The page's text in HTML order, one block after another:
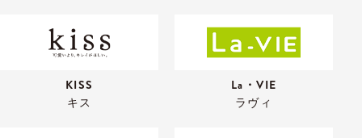
KISS
キス
La・VIE
ラヴィ